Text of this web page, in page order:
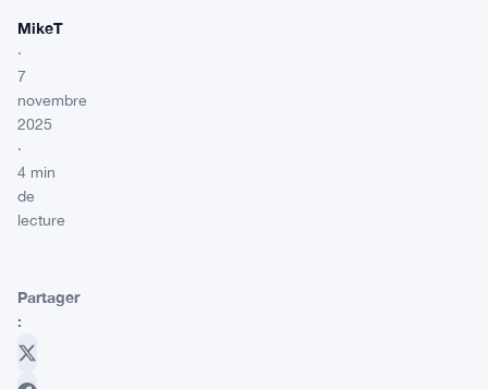
MikeT
·
7
novembre
2025
·
4 min
de
lecture
Partager
: